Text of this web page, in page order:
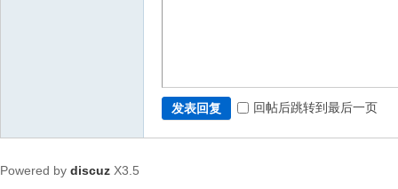
发表回复 回帖后跳转到最后一页
Powered by discuz X3.5